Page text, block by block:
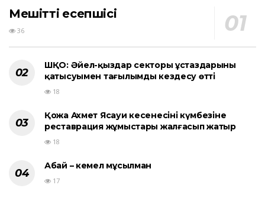
Мешіттің есепшісі
36
ШҚО: Әйел-қыздар секторы ұстаздарының
қатысуымен тағылымды кездесу өтті
18
Қожа Ахмет Ясауи кесенесінің күмбезіне
реставрация жұмыстары жалғасып жатыр
18
Абай – кемел мұсылман
17